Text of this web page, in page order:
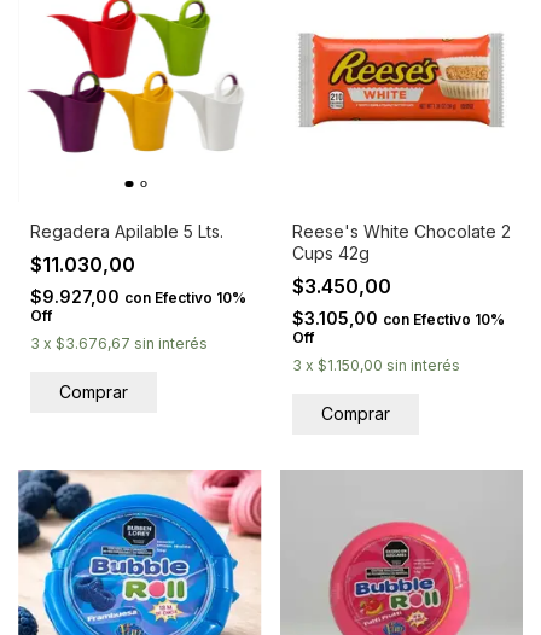
Regadera Apilable 5 Lts.
$11.030,00
$9.927,00 con Efectivo 10%
Off
3 x $3.676,67 sin interés
Reese's White Chocolate 2
Cups 42g
$3.450,00
$3.105,00 con Efectivo 10%
Off
3 x $1.150,00 sin interés